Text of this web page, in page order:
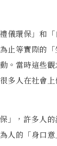
儀環保」和
止等實際的
。當時這些觀
多人在社會
」，許多人的
人的「身口